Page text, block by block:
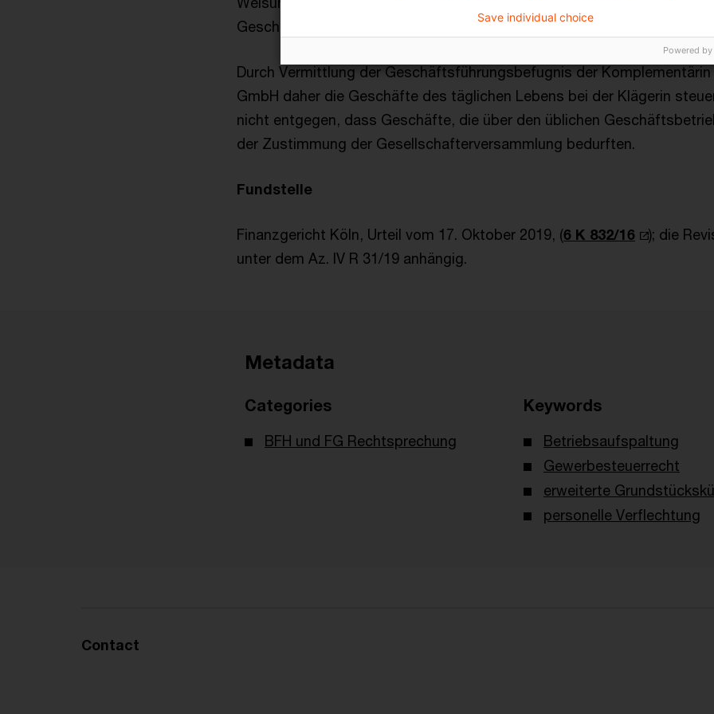
Geschäftsführerin berufen war, ihren Willen durchsetzen.
Durch Vermittlung der Geschäftsführungsbefugnis der
GmbH daher die Geschäfte des täglichen Lebens bei der Klägerin
nicht entgegen, dass Geschäfte, die über den üblichen
der Zustimmung der Gesellschafterversammlung bedurften.
Fundstelle
Finanzgericht Köln, Urteil vom 17. Oktober 2019, (6 K 832/16
); die
unter dem Az. IV R 31/19 anhängig.
Metadata
Categories
BFH und FG Rechtsprechung
Keywords
Betriebsaufspaltung
Gewerbesteuerrecht
erweiterte
personelle Verflechtung
Contact
Save individual choice
Powered by